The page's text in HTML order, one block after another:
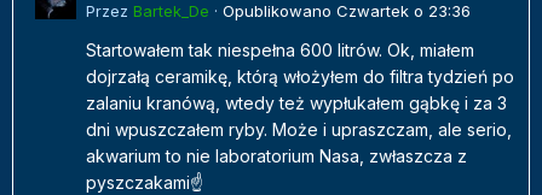
Przez Bartek_De · Opublikowano Czwartek o 23:36
Startowałem tak niespełna 600 litrów. Ok, miałem
dojrzałą ceramikę, którą włożyłem do filtra tydzień po
zalaniu kranówą, wtedy też wypłukałem gąbkę i za 3
dni wpuszczałem ryby. Może i upraszczam, ale serio,
akwarium to nie laboratorium Nasa, zwłaszcza z
pyszczakami☝️